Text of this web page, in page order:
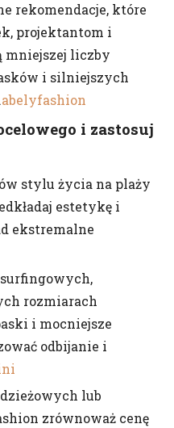
rekomendacje, które
projektantom i
liczby
i silniejszych
abelyfashion
i zastosuj
stylu życia na plaży
estetykę i
ekstremalne
rozmiarach
i mocniejsze
odbijanie i
lub
zrównoważ cenę